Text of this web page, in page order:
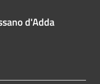
d'Adda